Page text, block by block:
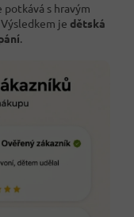
s hravým
je dětská
.